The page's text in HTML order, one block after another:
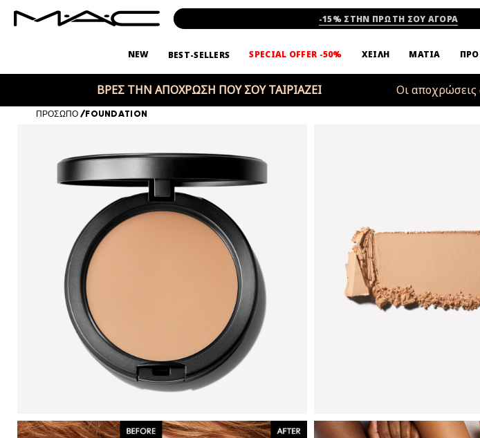
-15% ΣΤΗΝ ΠΡΩΤΗ ΣΟΥ ΑΓΟΡΑ
NEW BEST-SELLERS SPECIAL OFFER -50% ΧΕΙΛΗ ΜΑΤΙΑ
ΒΡΕΣ ΤΗΝ ΑΠΟΧΡΩΣΗ ΠΟΥ ΣΟΥ ΤΑΙΡΙΑΖΕΙ👌🏻👌🏼👌🏽👌🏾👌🏿 Οι αποχρώσεις
ΠΡΟΣΩΠΟ / FOUNDATION